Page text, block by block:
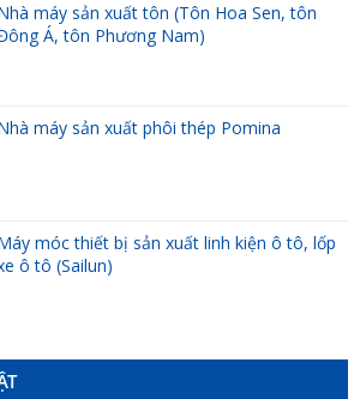
máy sản xuất tôn (Tôn Hoa Sen, tôn
Á, tôn Phương Nam)
máy sản xuất phôi thép Pomina
móc thiết bị sản xuất linh kiện ô tô, lốp
ô tô (Sailun)